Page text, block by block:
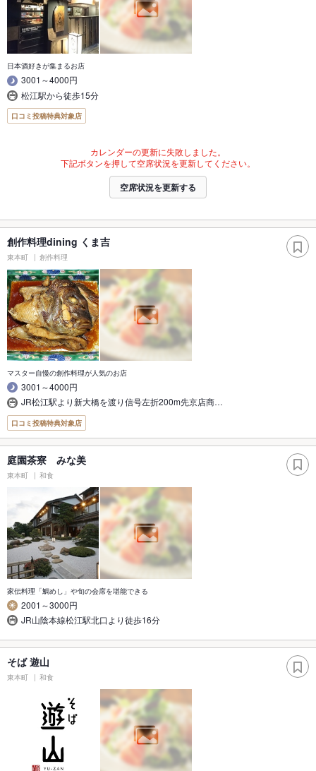
日本酒好きが集まるお店
3001～4000円
松江駅から徒歩15分
口コミ投稿特典対象店
カレンダーの更新に失敗しました。
下記ボタンを押して空席状況を更新してください。
空席状況を更新する
創作料理dining くま吉
東本町 創作料理
マスター自慢の創作料理が人気のお店
3001～4000円
JR松江駅より新大橋を渡り信号左折200m先京店商…
口コミ投稿特典対象店
庭園茶寮 みな美
東本町 和食
家伝料理「鯛めし」や旬の会席を堪能できる
2001～3000円
JR山陰本線松江駅北口より徒歩16分
そば 遊山
東本町 和食